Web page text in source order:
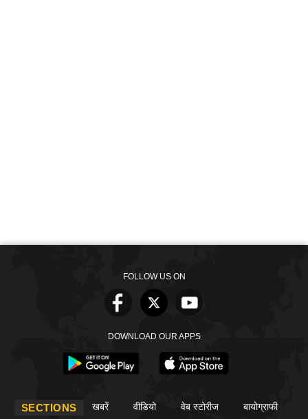
FOLLOW US ON
DOWNLOAD OUR APPS
SECTIONS खबरें वीडियो वेब स्टोरीज बायोग्राफी